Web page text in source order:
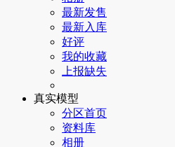
最新发售
最新入库
好评
我的收藏
上报缺失
真实模型
分区首页
资料库
相册